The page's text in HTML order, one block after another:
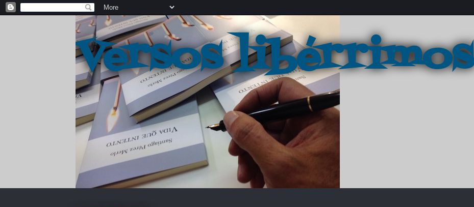
Versos libérrimos